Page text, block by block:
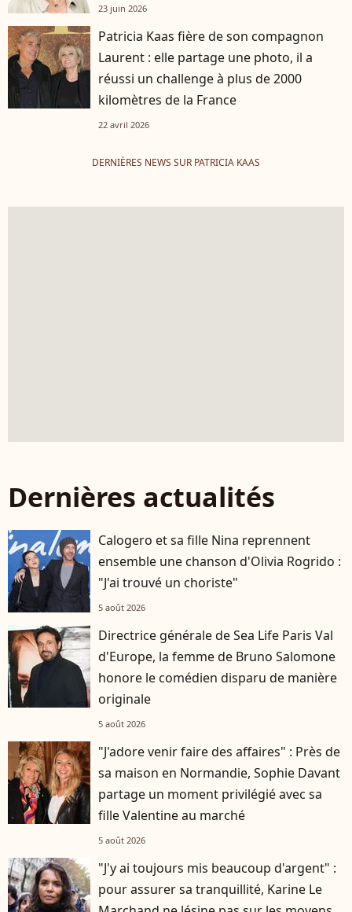
23 juin 2026
Patricia Kaas fière de son compagnon
Laurent : elle partage une photo, il a
réussi un challenge à plus de 2000
kilomètres de la France
22 avril 2026
DERNIÈRES NEWS SUR PATRICIA KAAS
Dernières actualités
Calogero et sa fille Nina reprennent
ensemble une chanson d'Olivia Rogrido :
"J'ai trouvé un choriste"
5 août 2026
Directrice générale de Sea Life Paris Val
d'Europe, la femme de Bruno Salomone
honore le comédien disparu de manière
originale
5 août 2026
"J'adore venir faire des affaires" : Près de
sa maison en Normandie, Sophie Davant
partage un moment privilégié avec sa
fille Valentine au marché
5 août 2026
"J'y ai toujours mis beaucoup d'argent" :
pour assurer sa tranquillité, Karine Le